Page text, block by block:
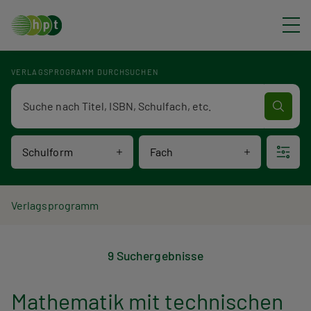
VERLAGSPROGRAMM DURCHSUCHEN
Schulform Fach
Verlagsprogramm Volltextsuche
P
d
Verlagsprogramm
r
9 Suchergebnisse
Mathematik mit technischen